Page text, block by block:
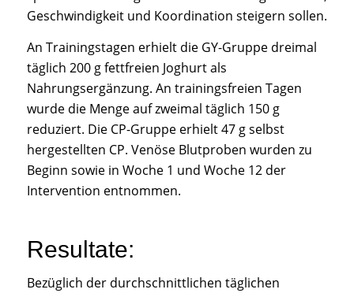
Geschwindigkeit und Koordination steigern sollen.
An Trainingstagen erhielt die GY-Gruppe dreimal
täglich 200 g fettfreien Joghurt als
Nahrungsergänzung. An trainingsfreien Tagen
wurde die Menge auf zweimal täglich 150 g
reduziert. Die CP-Gruppe erhielt 47 g selbst
hergestellten CP. Venöse Blutproben wurden zu
Beginn sowie in Woche 1 und Woche 12 der
Intervention entnommen.
Resultate:
Bezüglich der durchschnittlichen täglichen